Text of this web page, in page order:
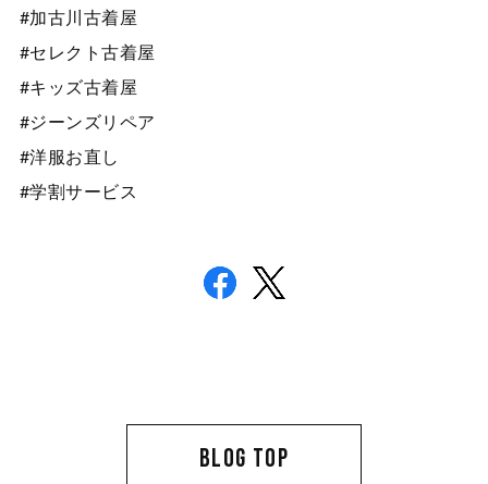
#加古川古着屋
#セレクト古着屋
#キッズ古着屋
#ジーンズリペア
#洋服お直し
#学割サービス
BLOG TOP